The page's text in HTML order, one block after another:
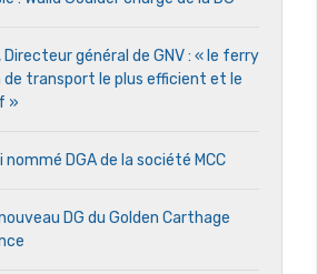
général de GNV : « le ferry
transport le plus efficient et le
»
nommé DGA de la société MCC
DG du Golden Carthage